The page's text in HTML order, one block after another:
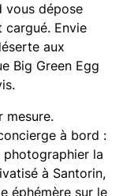
vous dépose
cargué. Envie
aux
Big Green Egg
mesure.
à bord :
la
à Santorin,
éphémère sur le